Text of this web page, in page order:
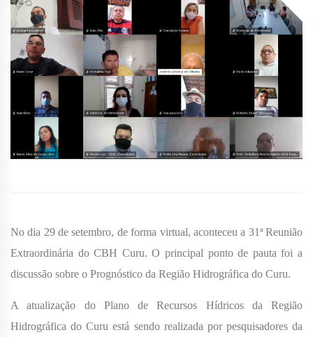
No dia 29 de setembro, de forma virtual, aconteceu a 31ª Reunião
Extraordinária do CBH Curu. O principal ponto de pauta foi a
discussão sobre o Prognóstico da Região Hidrográfica do Curu.
A atualização do Plano de Recursos Hídricos da Região
Hidrográfica do Curu está sendo realizada por pesquisadores da